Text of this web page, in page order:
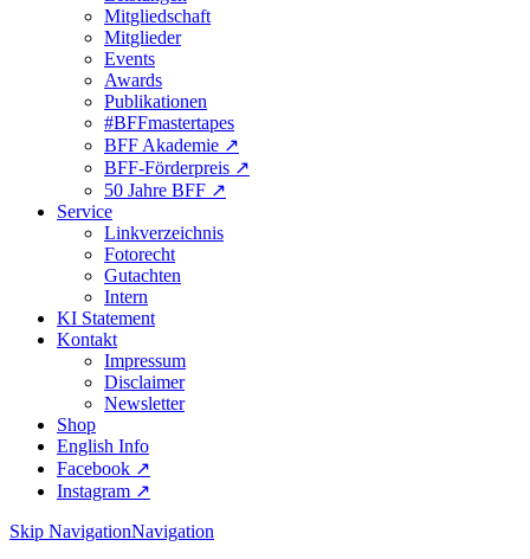
Mitgliedschaft
Mitglieder
Events
Awards
Publikationen
#BFFmastertapes
BFF Akademie ↗︎
BFF-Förderpreis ↗︎
50 Jahre BFF ↗︎
Service
Linkverzeichnis
Fotorecht
Gutachten
Intern
KI Statement
Kontakt
Impressum
Disclaimer
Newsletter
Shop
English Info
Facebook ↗︎
Instagram ↗︎
Skip NavigationNavigation